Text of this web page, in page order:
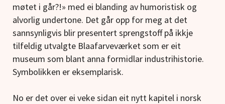
møtet i går?!» med ei blanding av humoristisk og
alvorlig undertone. Det går opp for meg at det
sannsynligvis blir presentert sprengstoff på ikkje
tilfeldig utvalgte Blaafarveværket som er eit
museum som blant anna formidlar industrihistorie.
Symbolikken er eksemplarisk.
No er det over ei veke sidan eit nytt kapitel i norsk